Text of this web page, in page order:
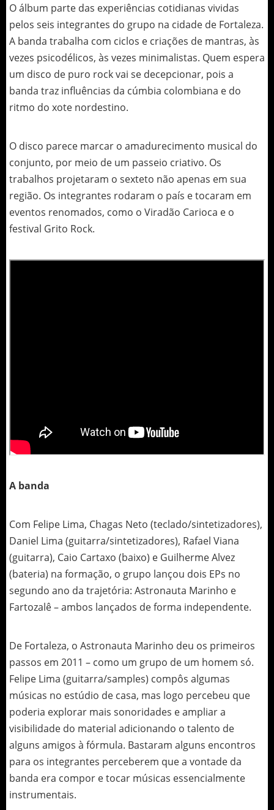
O álbum parte das experiências cotidianas vividas
pelos seis integrantes do grupo na cidade de Fortaleza.
A banda trabalha com ciclos e criações de mantras, às
vezes psicodélicos, às vezes minimalistas. Quem espera
um disco de puro rock vai se decepcionar, pois a
banda traz influências da cúmbia colombiana e do
ritmo do xote nordestino.
O disco parece marcar o amadurecimento musical do
conjunto, por meio de um passeio criativo. Os
trabalhos projetaram o sexteto não apenas em sua
região. Os integrantes rodaram o país e tocaram em
eventos renomados, como o Viradão Carioca e o
festival Grito Rock.
A banda
Com Felipe Lima, Chagas Neto (teclado/sintetizadores),
Daniel Lima (guitarra/sintetizadores), Rafael Viana
(guitarra), Caio Cartaxo (baixo) e Guilherme Alvez
(bateria) na formação, o grupo lançou dois EPs no
segundo ano da trajetória: Astronauta Marinho e
Fartozalê – ambos lançados de forma independente.
De Fortaleza, o Astronauta Marinho deu os primeiros
passos em 2011 – como um grupo de um homem só.
Felipe Lima (guitarra/samples) compôs algumas
músicas no estúdio de casa, mas logo percebeu que
poderia explorar mais sonoridades e ampliar a
visibilidade do material adicionando o talento de
alguns amigos à fórmula. Bastaram alguns encontros
para os integrantes perceberem que a vontade da
banda era compor e tocar músicas essencialmente
instrumentais.